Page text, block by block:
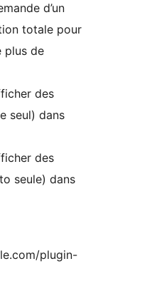
d’un
totale pour
plus de
des
seul) dans
des
seule) dans
plugin-